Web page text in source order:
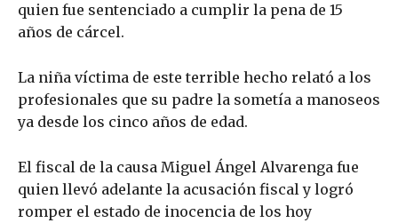
quien fue sentenciado a cumplir la pena de 15
años de cárcel.
La niña víctima de este terrible hecho relató a los
profesionales que su padre la sometía a manoseos
ya desde los cinco años de edad.
El fiscal de la causa Miguel Ángel Alvarenga fue
quien llevó adelante la acusación fiscal y logró
romper el estado de inocencia de los hoy